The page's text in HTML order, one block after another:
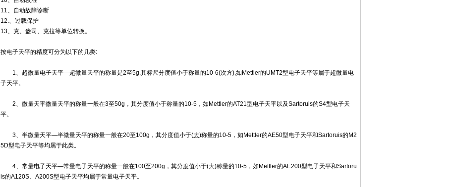
11、自动故障诊断
12.、过载保护
13、克、盎司、克拉等单位转换。
按电子天平的精度可分为以下的几类:
1、超微量电子天平—超微量天平的称量是2至5g,其标尺分度值小于称量的10-6(次方),如Mettler的UMT2型电子天平等属于超微量电
子天平。
2、微量天平微量天平的称量一般在3至50g，其分度值小于称量的10-5，如Mettler的AT21型电子天平以及Sartoruis的S4型电子天
平。
3、半微量天平—半微量天平的称量一般在20至100g，其分度值小于(大)称量的10-5，如Mettler的AE50型电子天平和Sartoruis的M2
5D型电子天平等均属于此类。
4、常量电子天平—常量电子天平的称量一般在100至200g，其分度值小于(大)称量的10-5，如Mettler的AE200型电子天平和Sartoru
is的A120S、A200S型电子天平均属于常量电子天平。